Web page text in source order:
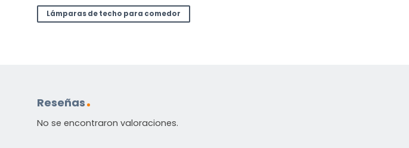
Lámparas de techo para comedor
Reseñas
No se encontraron valoraciones.